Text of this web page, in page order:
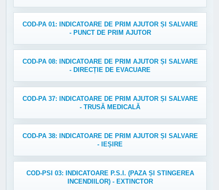
COD-PA 01: INDICATOARE DE PRIM AJUTOR ȘI SALVARE
- PUNCT DE PRIM AJUTOR
COD-PA 08: INDICATOARE DE PRIM AJUTOR ȘI SALVARE
- DIRECȚIE DE EVACUARE
COD-PA 37: INDICATOARE DE PRIM AJUTOR ȘI SALVARE
- TRUSĂ MEDICALĂ
COD-PA 38: INDICATOARE DE PRIM AJUTOR ȘI SALVARE
- IEȘIRE
COD-PSI 03: INDICATOARE P.S.I. (PAZA ȘI STINGEREA
INCENDIILOR) - EXTINCTOR